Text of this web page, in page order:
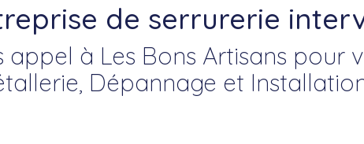
de serrurerie
appel à Les Bons Artisans pour
Dépannage et